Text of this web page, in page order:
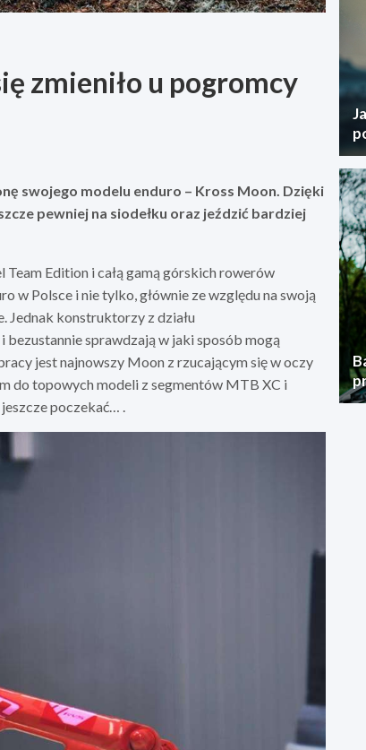
zmieniło u pogromcy
swojego modelu enduro – Kross Moon. Dzięki
pewniej na siodełku oraz jeździć bardziej
Team Edition i całą gamą górskich rowerów
w Polsce i nie tylko, głównie ze względu na swoją
Jednak konstruktorzy z działu
bezustannie sprawdzają w jaki sposób mogą
jest najnowszy Moon z rzucającym się w oczy
do topowych modeli z segmentów MTB XC i
poczekać… .